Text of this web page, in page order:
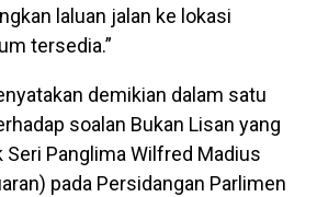
laluan jalan ke lokasi
tersedia.”
demikian dalam satu
soalan Bukan Lisan yang
Seri Panglima Wilfred Madius
pada Persidangan Parlimen